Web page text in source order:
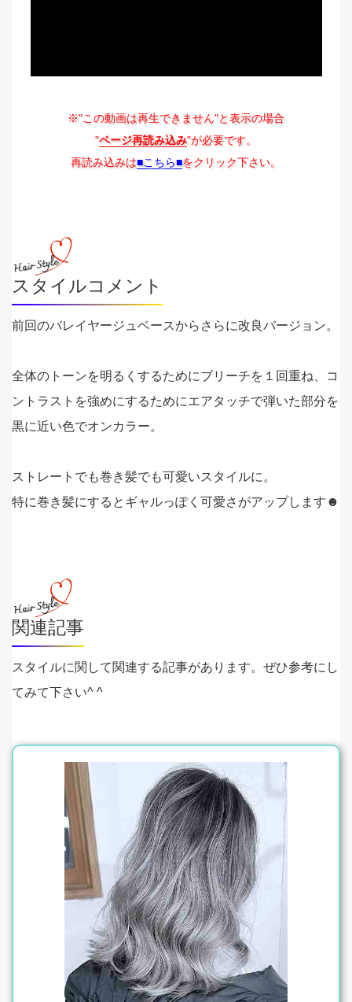
※"この動画は再生できません"と表示の場合
"ページ再読み込み"が必要です。
再読み込みは■こちら■をクリック下さい。
スタイルコメント
前回のバレイヤージュベースからさらに改良バージョン。
全体のトーンを明るくするためにブリーチを１回重ね、コ
ントラストを強めにするためにエアタッチで弾いた部分を
黒に近い色でオンカラー。
ストレートでも巻き髪でも可愛いスタイルに。
特に巻き髪にするとギャルっぽく可愛さがアップします☻
関連記事
スタイルに関して関連する記事があります。ぜひ参考にし
てみて下さい^ ^